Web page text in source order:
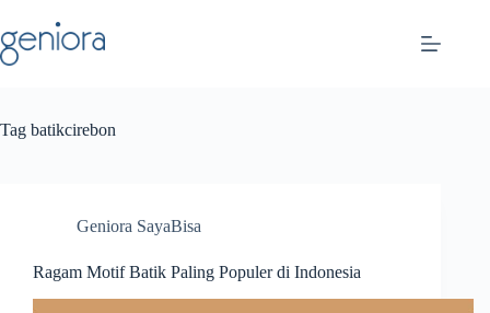
to
content
Tag batikcirebon
Geniora SayaBisa
Ragam Motif Batik Paling Populer di Indonesia